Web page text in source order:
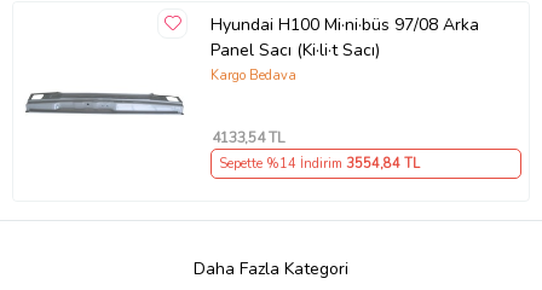
Hyundai H100 Mi·ni·büs 97/08 Arka
Panel Sacı (Ki·li·t Sacı)
Kargo Bedava
4133,54 TL
Sepette %14 İndirim 3554,84 TL
Daha Fazla Kategori